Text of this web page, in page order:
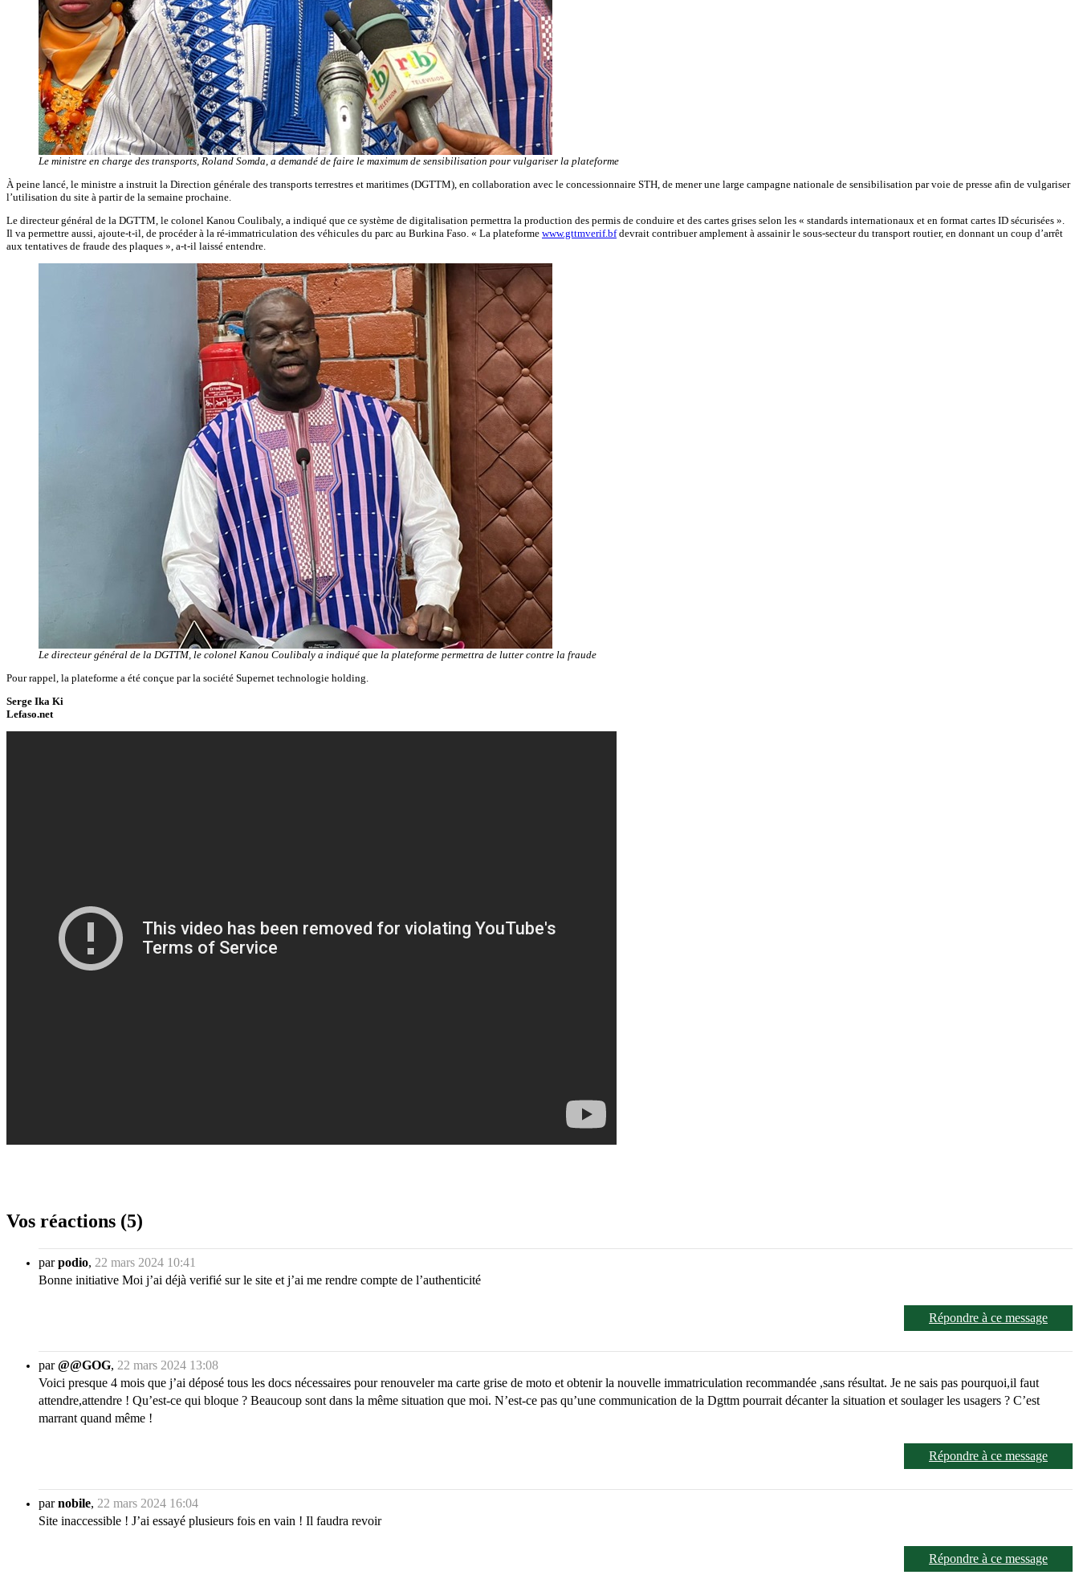
Le ministre en charge des transports, Roland Somda, a demandé de faire le maximum de sensibilisation pour vulgariser la plateforme
À peine lancé, le ministre a instruit la Direction générale des transports terrestres et maritimes (DGTTM), en collaboration avec le concessionnaire STH, de mener une large campagne nationale de sensibilisation par voie de presse afin de vulgariser
l’utilisation du site à partir de la semaine prochaine.
Le directeur général de la DGTTM, le colonel Kanou Coulibaly, a indiqué que ce système de digitalisation permettra la production des permis de conduire et des cartes grises selon les « standards internationaux et en format cartes ID sécurisées ».
Il va permettre aussi, ajoute-t-il, de procéder à la ré-immatriculation des véhicules du parc au Burkina Faso. « La plateforme www.gttmverif.bfdevrait contribuer amplement à assainir le sous-secteur du transport routier, en donnant un coup d’arrêt
aux tentatives de fraude des plaques », a-t-il laissé entendre.
Le directeur général de la DGTTM, le colonel Kanou Coulibaly a indiqué que la plateforme permettra de lutter contre la fraude
Pour rappel, la plateforme a été conçue par la société Supernet technologie holding.
Serge Ika Ki
Lefaso.net
Vos réactions (5)
parpodio, 22 mars 2024 10:41
Bonne initiative Moi j’ai déjà verifié sur le site et j’ai me rendre compte de l’authenticité
Répondre à ce message
par@@GOG, 22 mars 2024 13:08
Voici presque 4 mois que j’ai déposé tous les docs nécessaires pour renouveler ma carte grise de moto et obtenir la nouvelle immatriculation recommandée ,sans résultat. Je ne sais pas pourquoi,il faut
attendre,attendre ! Qu’est-ce qui bloque ? Beaucoup sont dans la même situation que moi. N’est-ce pas qu’une communication de la Dgttm pourrait décanter la situation et soulager les usagers ? C’est
marrant quand même !
Répondre à ce message
parnobile, 22 mars 2024 16:04
Site inaccessible ! J’ai essayé plusieurs fois en vain ! Il faudra revoir
Répondre à ce message